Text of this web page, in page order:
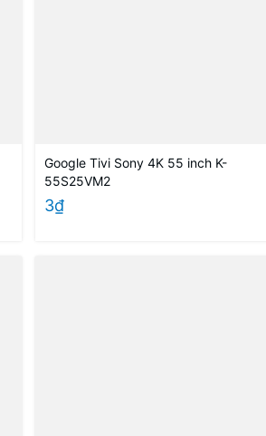
Google Tivi Sony 4K 55 inch K-
55S25VM2
3₫